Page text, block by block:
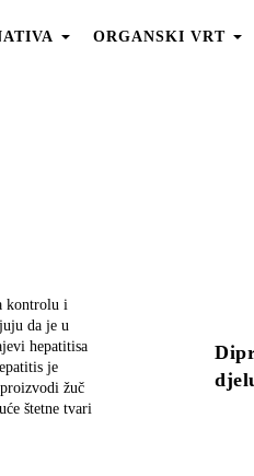
ORGANSKI VRT
kontrolu i
da je u
hepatitisa
je
žuč
štetne tvari